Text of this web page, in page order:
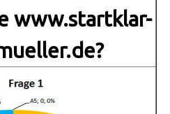
www.startklar-